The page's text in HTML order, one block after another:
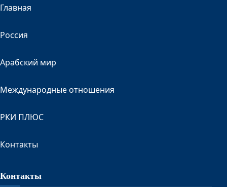
Главная
Россия
Арабский мир
Международные отношения
РКИ ПЛЮС
Контакты
Контакты